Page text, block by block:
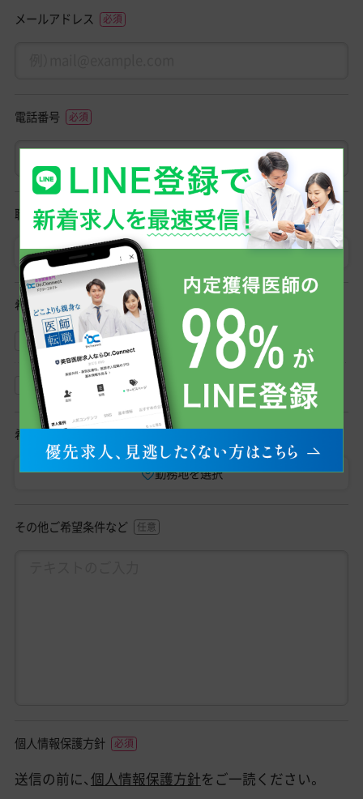
メールアドレス
電話番号
職種
医師 初期研修医
希望勤務形態
常勤
非常勤
希望勤務地
勤務地を選択
その他ご希望条件など
個人情報保護方針
送信の前に、 個人情報保護方針をご一読ください。